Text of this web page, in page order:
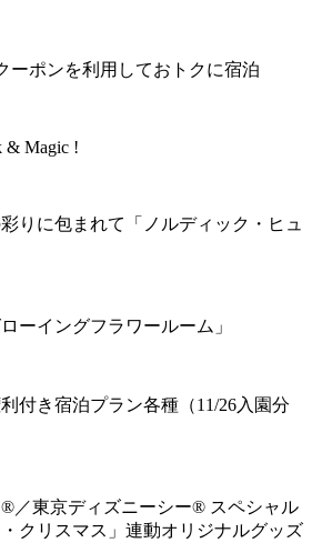
ーポンを利用しておトクに宿泊
& Magic !
りに包まれて「ノルディック・ヒュ
ーイングフラワールーム」
付き宿泊プラン各種（11/26入園分
／東京ディズニーシー® スペシャル
クリスマス」連動オリジナルグッズ